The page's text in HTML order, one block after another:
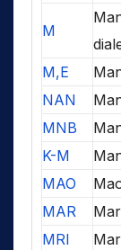
M
M,E
NAN
MNB
K-M
MAO
MAR
MRI